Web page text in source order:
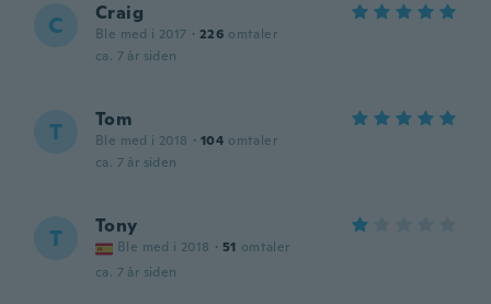
C Craig
Ble med i 2017 · 226 omtaler
ca. 7 år siden
T Tom
Ble med i 2018 · 104 omtaler
ca. 7 år siden
T Tony
Ble med i 2018 · 51 omtaler
ca. 7 år siden